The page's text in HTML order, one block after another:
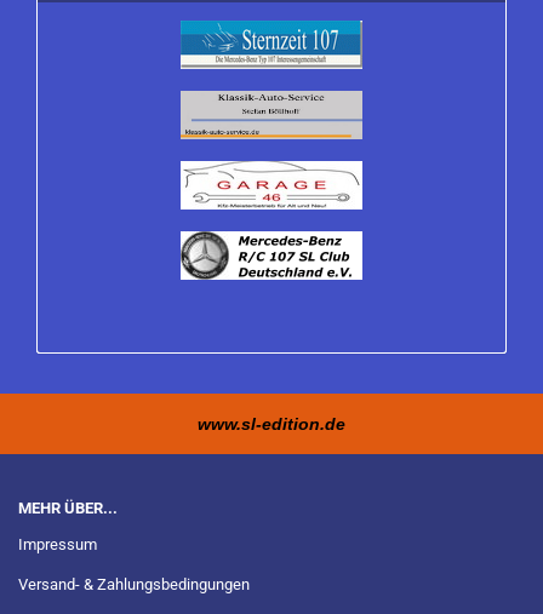
www.sl-edition.de
MEHR ÜBER...
Impressum
Versand- & Zahlungsbedingungen